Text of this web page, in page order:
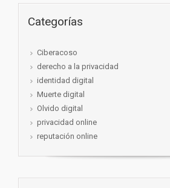
Categorías
Ciberacoso
derecho a la privacidad
identidad digital
Muerte digital
Olvido digital
privacidad online
reputación online